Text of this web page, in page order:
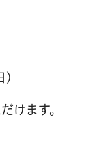
)
けます。